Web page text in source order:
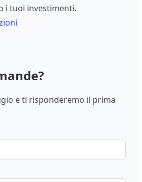
i tuoi investimenti.
e ti risponderemo il prima